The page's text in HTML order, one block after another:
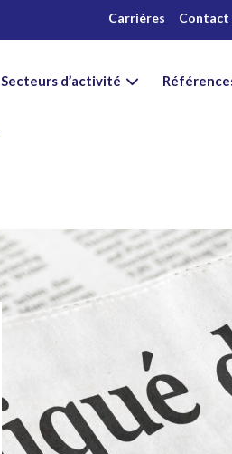
Carrières Contact
Secteurs d’activité